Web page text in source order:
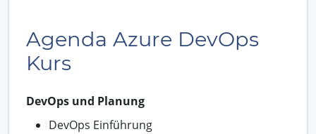
Agenda Azure DevOps
Kurs
DevOps und Planung
DevOps Einführung